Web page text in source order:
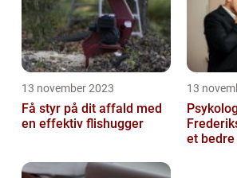
13 november 2023
Få styr på dit affald med
en effektiv flishugger
13
et bedre